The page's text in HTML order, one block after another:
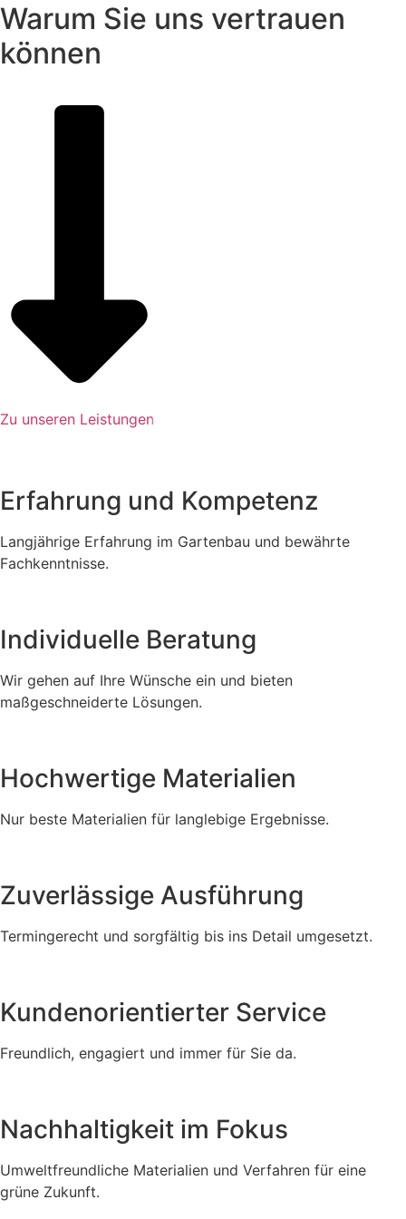
Warum Sie uns vertrauen
können
Zu unseren Leistungen
Erfahrung und Kompetenz
Langjährige Erfahrung im Gartenbau und bewährte
Fachkenntnisse.
Individuelle Beratung
Wir gehen auf Ihre Wünsche ein und bieten
maßgeschneiderte Lösungen.
Hochwertige Materialien
Nur beste Materialien für langlebige Ergebnisse.
Zuverlässige Ausführung
Termingerecht und sorgfältig bis ins Detail umgesetzt.
Kundenorientierter Service
Freundlich, engagiert und immer für Sie da.
Nachhaltigkeit im Fokus
Umweltfreundliche Materialien und Verfahren für eine
grüne Zukunft.